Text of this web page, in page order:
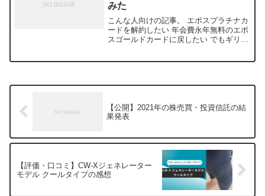
みた
こんな人向けの記事。 エポスプラチナカ
ードを解約したい 年会費永年無料のエポ
スゴールドカードに戻したい でもギリギ
【公開】2021年の株売買・投資信託の結
果発表
【評価・口コミ】CW-Xジェネレーター
モデル クールタイプの感想